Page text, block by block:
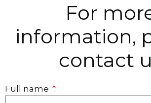
For
information,
contact
Full name